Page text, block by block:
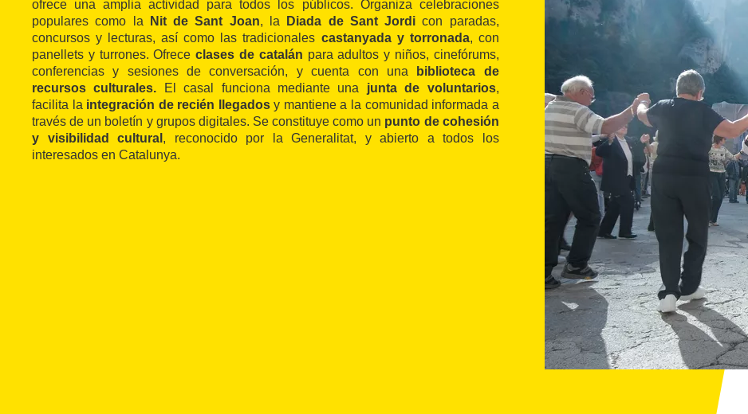
ofrece una amplia actividad para todos los públicos. Organiza celebraciones
populares como la
Nit de Sant Joan, la Diada de Sant Jordi con paradas,
concursos y lecturas, así como las tradicionales castanyada y torronada, con
panellets y turrones. Ofrececlases de catalán para adultos y niños, cinefórums,
conferencias y sesiones de conversación, y cuenta con una
biblioteca de
recursos culturales. El casal funciona mediante una junta de voluntarios,
facilita la integración de recién llegadosy mantiene a la comunidad informada a
través de un boletín y grupos digitales. Se constituye como un punto de cohesión
y visibilidad cultural , reconocido por la Generalitat, y abierto a todos los
interesados en Catalunya.